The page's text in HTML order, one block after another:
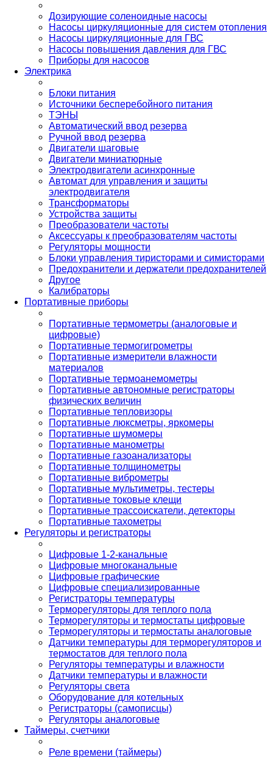
Дозирующие соленоидные насосы
Насосы циркуляционные для систем отопления
Насосы циркуляционные для ГВС
Насосы повышения давления для ГВС
Приборы для насосов
Электрика
Блоки питания
Источники бесперебойного питания
ТЭНЫ
Автоматический ввод резерва
Ручной ввод резерва
Двигатели шаговые
Двигатели миниатюрные
Электродвигатели асинхронные
Автомат для управления и защиты
электродвигателя
Трансформаторы
Устройства защиты
Преобразователи частоты
Аксессуары к преобразователям частоты
Регуляторы мощности
Блоки управления тиристорами и симисторами
Предохранители и держатели предохранителей
Другое
Калибраторы
Портативные приборы
Портативные термометры (аналоговые и
цифровые)
Портативные термогигрометры
Портативные измерители влажности
материалов
Портативные термоанемометры
Портативные автономные регистраторы
физических величин
Портативные тепловизоры
Портативные люксметры, яркомеры
Портативные шумомеры
Портативные манометры
Портативные газоанализаторы
Портативные толщинометры
Портативные виброметры
Портативные мультиметры, тестеры
Портативные токовые клещи
Портативные трассоискатели, детекторы
Портативные тахометры
Регуляторы и регистраторы
Цифровые 1-2-канальные
Цифровые многоканальные
Цифровые графические
Цифровые специализированные
Регистраторы температуры
Терморегуляторы для теплого пола
Терморегуляторы и термостаты цифровые
Терморегуляторы и термостаты аналоговые
Датчики температуры для терморегуляторов и
термостатов для теплого пола
Регуляторы температуры и влажности
Датчики температуры и влажности
Регуляторы света
Оборудование для котельных
Регистраторы (самописцы)
Регуляторы аналоговые
Таймеры, счетчики
Реле времени (таймеры)